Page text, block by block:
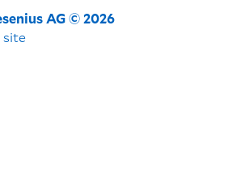
AG © 2026
site